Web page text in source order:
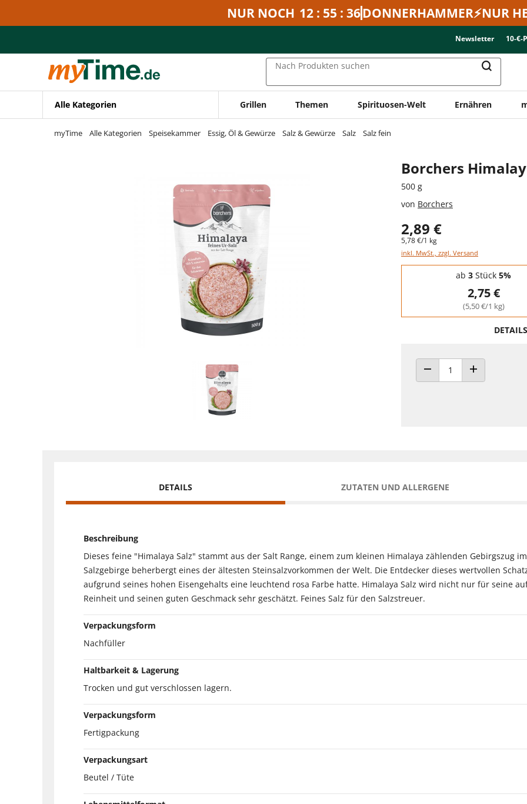
Zur Navigation springen
NUR NOCH 12 : 55 : 36DONNERHAMMER⚡NUR
Newsletter 10-€-
Nach Produkten suchen
Alle Kategorien Grillen Themen Spirituosen-Welt Ernähren
myTime Alle Kategorien Speisekammer Essig, Öl & Gewürze Salz & Gewürze Salz Salz fein
Borchers
500 g
von Borchers
2,89 €
5,78 €/1 kg
inkl. MwSt., zzgl. Versand
Staffelpreise - Mengenrabatt
ab 3 Stück 5%
2,75 €
(5,50 €/1 kg)
ANZAHL VERRINGERN
ANZAHL
DETAILS ZUTATEN UND ALLERGENE
Beschreibung
Dieses feine "Himalaya Salz" stammt aus der Salt Range, einem zum kleinen Himalaya zählenden Gebirgszug
Salzgebirge beherbergt eines der ältesten Steinsalzvorkommen der Welt. Die Entdecker dieses wertvollen
aufgrund seines hohen Eisengehalts eine leuchtend rosa Farbe hatte. Himalaya Salz wird nicht nur für seine
Reinheit und seinen guten Geschmack sehr geschätzt. Feines Salz für den Salzstreuer.
Verpackungsform
Nachfüller
Haltbarkeit & Lagerung
Trocken und gut verschlossen lagern.
Verpackungsform
Fertigpackung
Verpackungsart
Beutel / Tüte